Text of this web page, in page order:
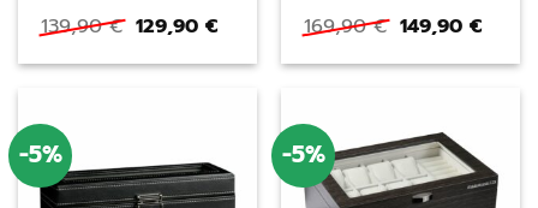
139,90€ Ursprünglicher
Preis
war:
129,90€Aktueller
ist:
169,90€
Preis
war:
149,90€
ist:
-5% -5%